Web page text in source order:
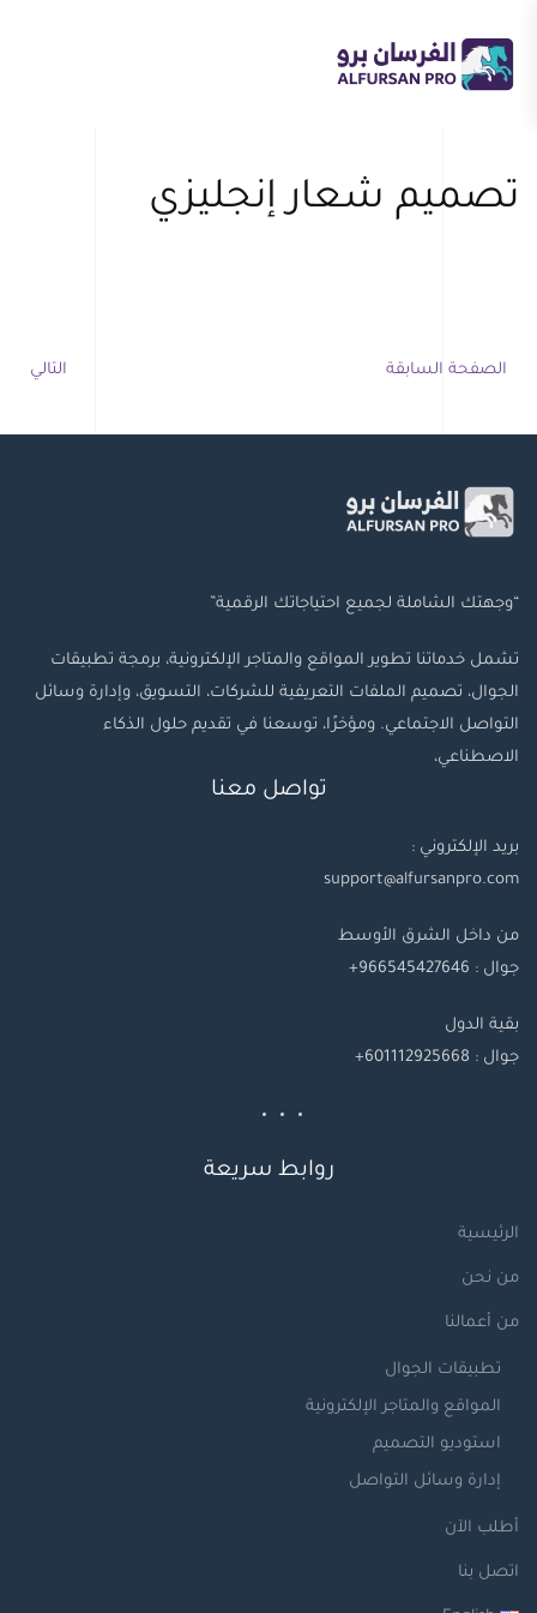
Skip
to
تصميم شعار إنجليزي
الصفحة السابقة التالي
“وجهتك الشاملة لجميع احتياجاتك الرقمية”
تشمل خدماتنا تطوير المواقع والمتاجر الإلكترونية، برمجة تطبيقات
الجوال، تصميم الملفات التعريفية للشركات، التسويق، وإدارة وسائل
التواصل الاجتماعي. ومؤخرًا، توسعنا في تقديم حلول الذكاء
الاصطناعي،
تواصل معنا
بريد الإلكتروني :
support@alfursanpro.com
من داخل الشرق الأوسط
جوال : 966545427646+
بقية الدول
جوال : 601112925668+
روابط سريعة
الرئيسية
من نحن
من أعمالنا
تطبيقات الجوال
المواقع والمتاجر الإلكترونية
استوديو التصميم
إدارة وسائل التواصل
أطلب الآن
اتصل بنا